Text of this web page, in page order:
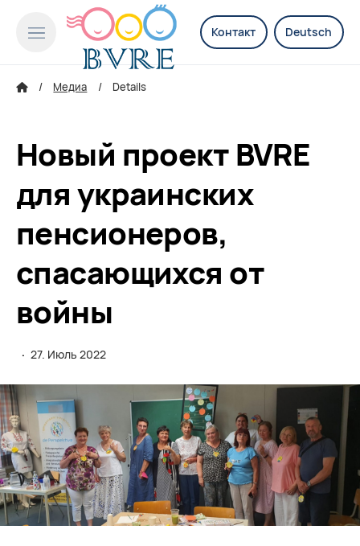
Контакт Deutsch
Медиа Details
Новый проект BVRE
для украинских
пенсионеров,
спасающихся от
войны
· 27. Июль 2022